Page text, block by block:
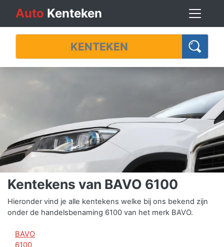
Auto Kenteken
Kentekens van BAVO 6100
Hieronder vind je alle kentekens welke bij ons bekend zijn
onder de handelsbenaming 6100 van het merk BAVO.
BAVO
6100